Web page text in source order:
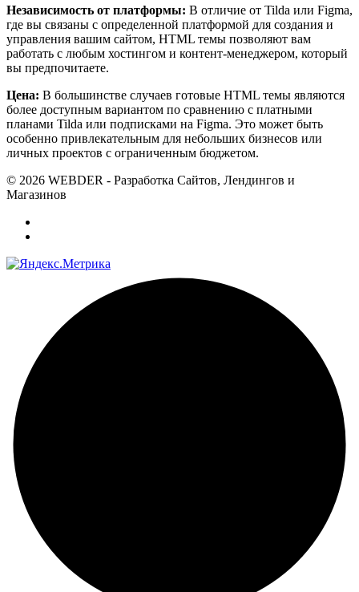
Независимость от платформы: В отличие от Tilda или Figma,
где вы связаны с определенной платформой для создания и
управления вашим сайтом, HTML темы позволяют вам
работать с любым хостингом и контент-менеджером, который
вы предпочитаете.
Цена: В большинстве случаев готовые HTML темы являются
более доступным вариантом по сравнению с платными
планами Tilda или подписками на Figma. Это может быть
особенно привлекательным для небольших бизнесов или
личных проектов с ограниченным бюджетом.
© 2026 WEBDER - Разработка Сайтов, Лендингов и
Магазинов